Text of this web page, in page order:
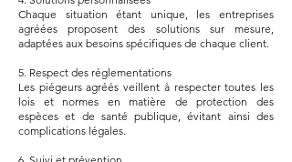
Chaque situation étant unique, les entreprises
agréées proposent des solutions sur mesure,
adaptées aux besoins spécifiques de chaque client.
5. Respect des réglementations
Les piégeurs agréés veillent à respecter toutes les
lois et normes en matière de protection des
espèces et de santé publique, évitant ainsi des
complications légales.